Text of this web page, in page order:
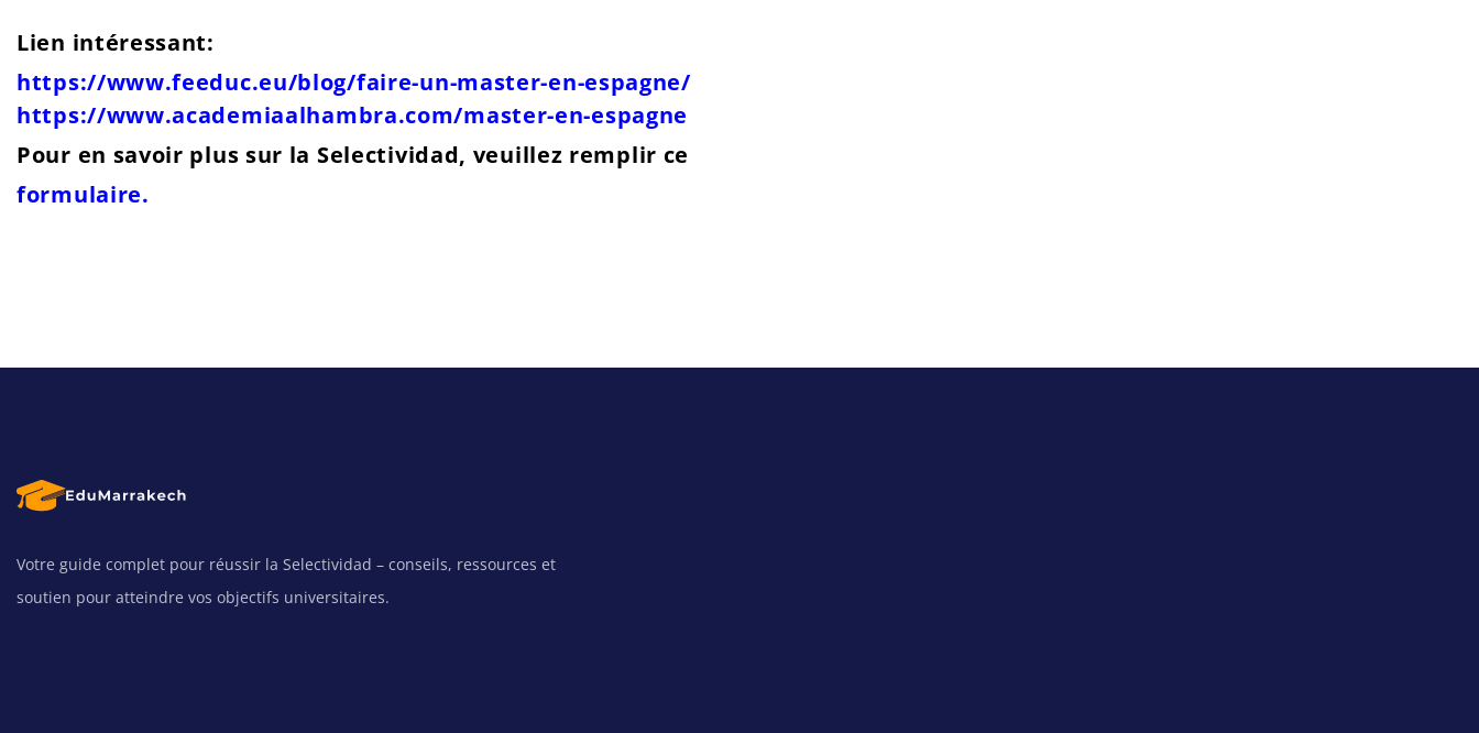
Lien intéressant:
https://www.feeduc.eu/blog/faire-un-master-en-espagne/
https://www.academiaalhambra.com/master-en-espagne
Pour en savoir plus sur la Selectividad, veuillez remplir ce
formulaire.
Votre guide complet pour réussir la Selectividad – conseils, ressources et
soutien pour atteindre vos objectifs universitaires.